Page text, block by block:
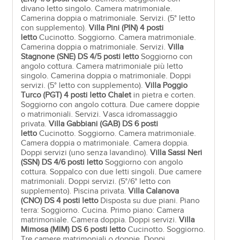
divano letto singolo. Camera matrimoniale.
Camerina doppia o matrimoniale. Servizi. (5° letto
con supplemento).Villa Pini (PIN)4 posti
letto Cucinotto. Soggiorno. Camera matrimoniale.
Camerina doppia o matrimoniale. Servizi.Villa
Stagnone (SNE) DS 4/5 posti letto Soggiorno con
angolo cottura. Camera matrimoniale più letto
singolo. Camerina doppia o matrimoniale. Doppi
servizi. (5° letto con supplemento).Villa Poggio
Turco (PGT)4 posti letto Chalet in pietra e corten.
Soggiorno con angolo cottura. Due camere doppie
o matrimoniali. Servizi. Vasca idromassaggio
privata.Villa Gabbiani (GAB) DS 6 posti
letto Cucinotto. Soggiorno. Camera matrimoniale.
Camera doppia o matrimoniale. Camera doppia.
Doppi servizi (uno senza lavandino).Villa Sassi Neri
(SSN) DS 4/6 posti letto Soggiorno con angolo
cottura. Soppalco con due letti singoli. Due camere
matrimoniali. Doppi servizi. (5°/6° letto con
supplemento). Piscina privata.Villa Calanova
(CNO) DS 4 posti letto Disposta su due piani. Piano
terra: Soggiorno. Cucina. Primo piano: Camera
matrimoniale. Camera doppia. Doppi servizi.Villa
Mimosa (MIM) DS 6 posti letto Cucinotto. Soggiorno.